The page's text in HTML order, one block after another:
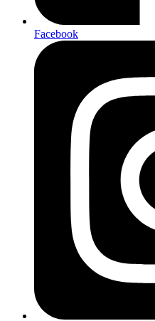
Facebook